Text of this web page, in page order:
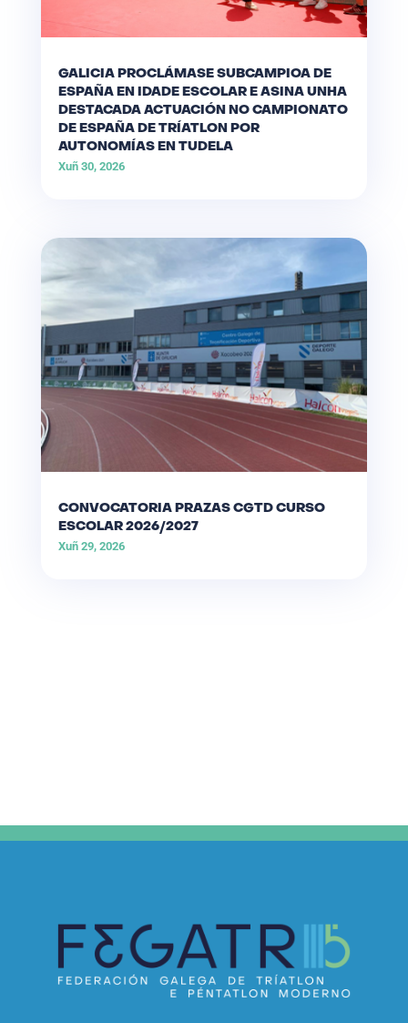
GALICIA PROCLÁMASE SUBCAMPIOA DE
ESPAÑA EN IDADE ESCOLAR E ASINA UNHA
DESTACADA ACTUACIÓN NO CAMPIONATO
DE ESPAÑA DE TRÍATLON POR
AUTONOMÍAS EN TUDELA
Xuñ 30, 2026
CONVOCATORIA PRAZAS CGTD CURSO
ESCOLAR 2026/2027
Xuñ 29, 2026